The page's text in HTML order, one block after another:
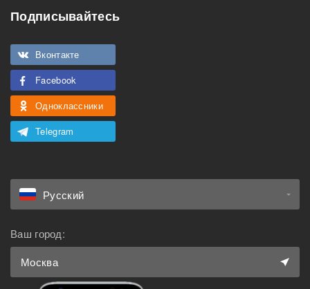
Можно с животными
Подписывайтесь
Вконтакте
Facebook
Одноклассники
Telegram
Русский
Ваш город:
Москва